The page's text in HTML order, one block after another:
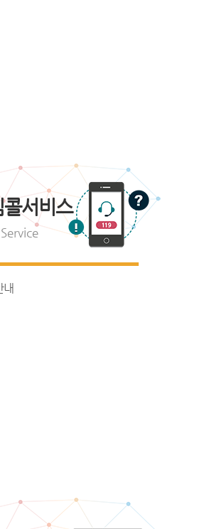
서비스
내